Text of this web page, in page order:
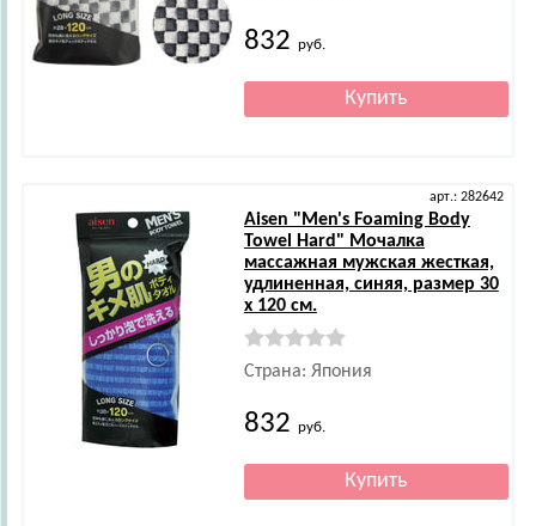
832 руб.
арт.: 282642
Aisen "Men's Foaming Body
Towel Hard" Мочалка
массажная мужская жесткая,
удлиненная, синяя, размер 30
х 120 см.
Страна: Япония
832 руб.